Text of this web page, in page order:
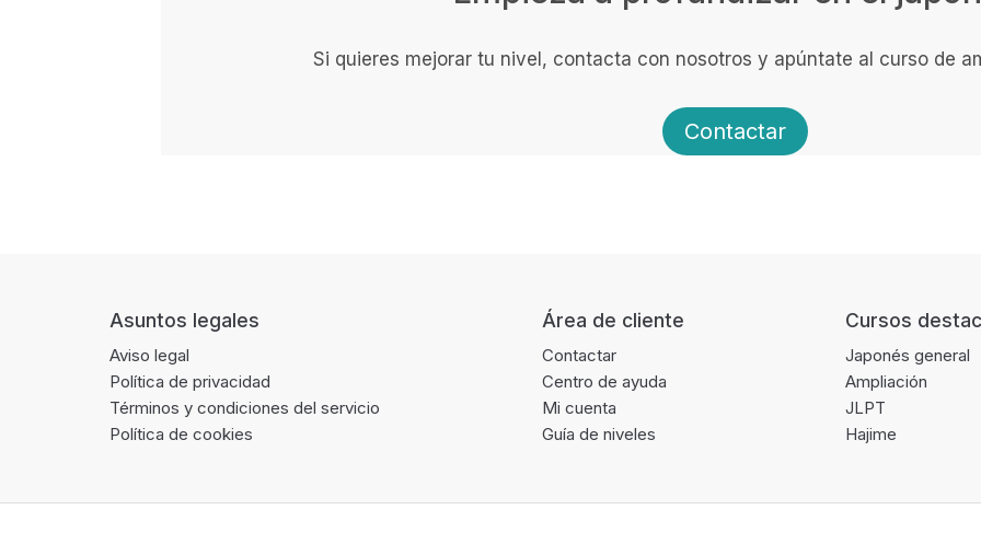
Si quieres mejorar tu nivel, contacta con nosotros y apúntate al curso de
Contactar
Footer
Asuntos legales
Aviso legal
Política de privacidad
Términos y condiciones del servicio
Política de cookies
Área de cliente
Contactar
Centro de ayuda
Mi cuenta
Guía de niveles
Cursos
Japonés general
Ampliación
JLPT
Hajime